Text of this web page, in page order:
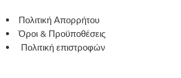
Πολιτική Απορρήτου
Όροι & Προϋποθέσεις
Πολιτική επιστροφών